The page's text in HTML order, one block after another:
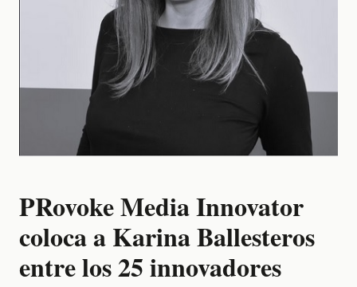
PRovoke Media Innovator
coloca a Karina Ballesteros
entre los 25 innovadores